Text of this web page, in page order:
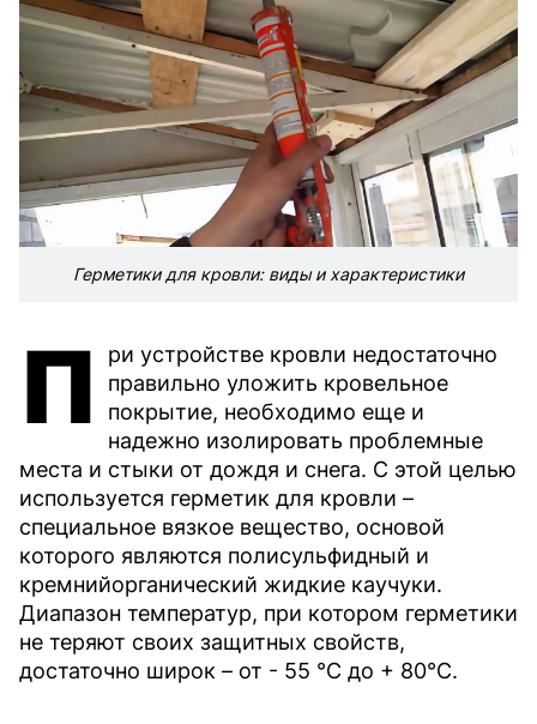
Герметики для кровли: виды и характеристики
П
ри устройстве кровли недостаточно
правильно уложить кровельное
покрытие, необходимо еще и
надежно изолировать проблемные
места и стыки от дождя и снега. С этой целью
используется герметик для кровли –
специальное вязкое вещество, основой
которого являются полисульфидный и
кремнийорганический жидкие каучуки.
Диапазон температур, при котором герметики
не теряют своих защитных свойств,
достаточно широк – от - 55 °С до + 80°С.